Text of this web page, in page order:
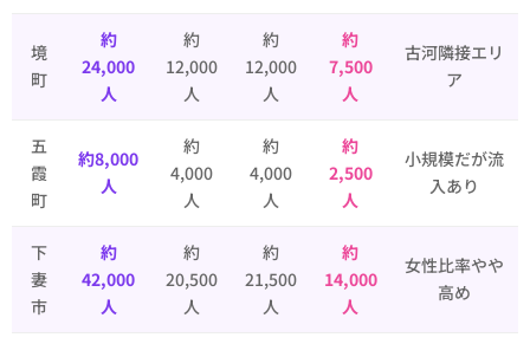
境
町
約
24,000
人
約
12,000
人
約
12,000
人
約
7,500
人
古河隣接エリ
ア
五
霞
町
約8,000
人
約
4,000
人
約
4,000
人
約
2,500
人
小規模だが流
入あり
下
妻
市
約
42,000
人
約
20,500
人
約
21,500
人
約
14,000
人
女性比率やや
高め